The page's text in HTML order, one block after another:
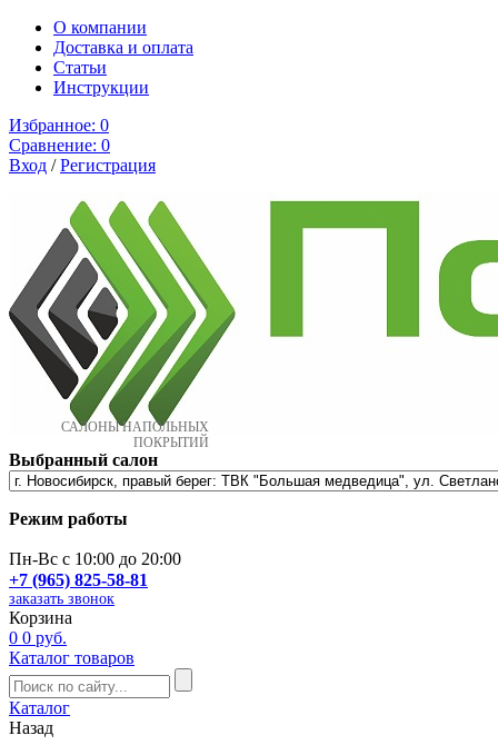
О компании
Доставка и оплата
Cтатьи
Инструкции
Избранное: 0
Сравнение: 0
Вход /Регистрация
САЛОНЫ НАПОЛЬНЫХ
ПОКРЫТИЙ
Выбранный салон
Режим работы
Пн-Вс с 10:00 до 20:00
+7 (965) 825-58-81
заказать звонок
Корзина
0 0 руб.
Каталог товаров
Каталог
Назад